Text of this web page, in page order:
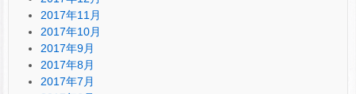
2017年11月
2017年10月
2017年9月
2017年8月
2017年7月